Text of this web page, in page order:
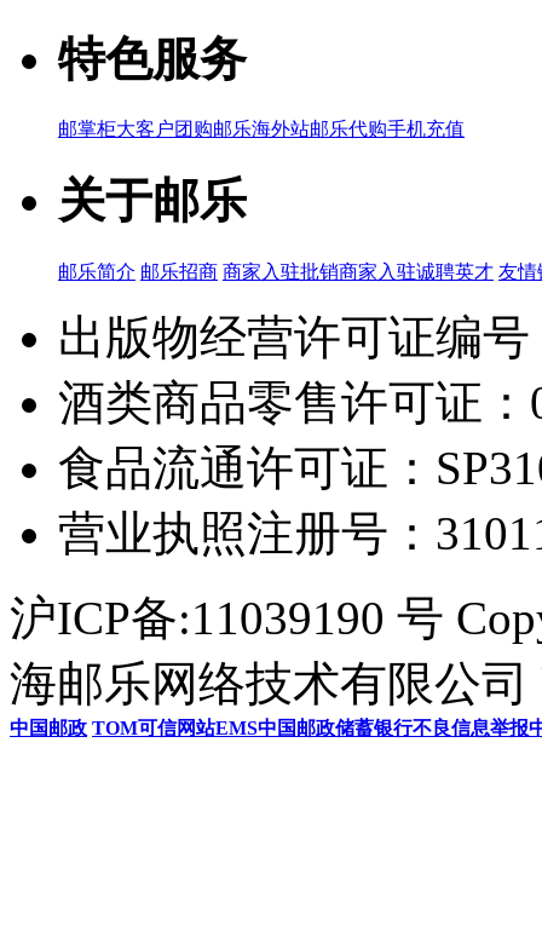
特色服务
邮掌柜大客户团购邮乐海外站邮乐代购手机充值
关于邮乐
邮乐简介 邮乐招商 商家入驻批销商家入驻诚聘英才 友情
出版物经营许可证编
酒类商品零售许可证：
食品流通许可证：
营业执照注册号：
沪ICP备:11039190 号
海邮乐网络技术有限公司
中国邮政 TOM可信网站EMS中国邮政储蓄银行不良信息举报